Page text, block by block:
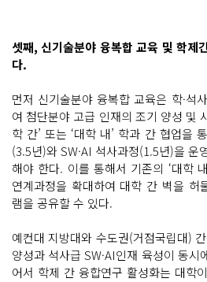
셋째, 신기술분야 융복합 교육 및 학제
다.
먼저 신기술분야 융복합 교육은 학·석
여 첨단분야 고급 인재의 조기 양성 및
학 간’ 또는 ‘대학 내’ 학과 간 협업을
(3.5년)와 SW·AI 석사과정(1.5년)을 운
해야 한다. 이를 통해서 기존의 ‘대학
연계과정을 확대하여 대학 간 벽을 허
램을 공유할 수 있다.
예컨대 지방대와 수도권(거점국립대)
양성과 석사급 SW·AI인재 육성이 동시
어서 학제 간 융합연구 활성화는 대학